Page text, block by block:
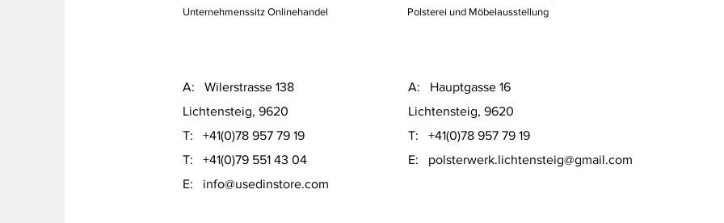
Schnellansicht
CHF 750.00
Unternehmenssitz Onlinehandel Polsterei und Möbelausstellung
A: Wilerstrasse 138
Lichtensteig, 9620
T: +41(0)78 957 79 19​
T: +41(0)79 551 43 04
​E: info@usedinstore.com
A: Hauptgasse 16
Lichtensteig, 9620
T: +41(0)78 957 79 19
​E: polsterwerk.lichtensteig@gmail.com